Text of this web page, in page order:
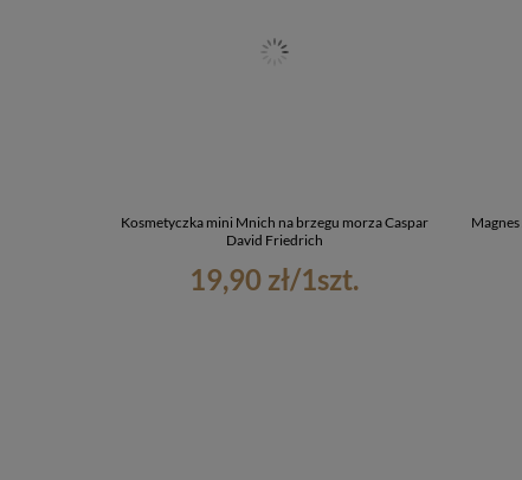
Kosmetyczka mini Mnich na brzegu morza Caspar
David Friedrich
19,90 zł/1szt.